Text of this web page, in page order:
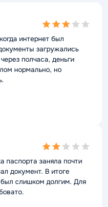
3,0
rating
интернет был
загружались
полчаса, деньги
нормально, но
2,0
rating
паспорта заняла почти
документ. В итоге
слишком долгим. Для